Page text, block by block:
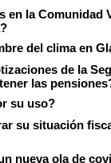
en la Comunidad
del clima en
de la
las
su uso?
su situación
nueva ola de